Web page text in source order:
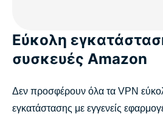
Εύκολη
συσκευές Amazon
Δεν προσφέρουν όλα τα VPN
εγκατάστασης με εγγενείς